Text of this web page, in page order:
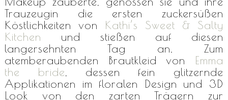
Trauzeugin die ersten zuckersüßen
Köstlichkeiten von Kathi’s Sweet & Salty
Kitchen und stießen auf diesen
langersehnten Tag an. Zum
atemberaubenden Brautkleid von Emma
the bride, dessen fein glitzernde
Applikationen im floralen Design und 3D
Look von den zarten Trägern zur